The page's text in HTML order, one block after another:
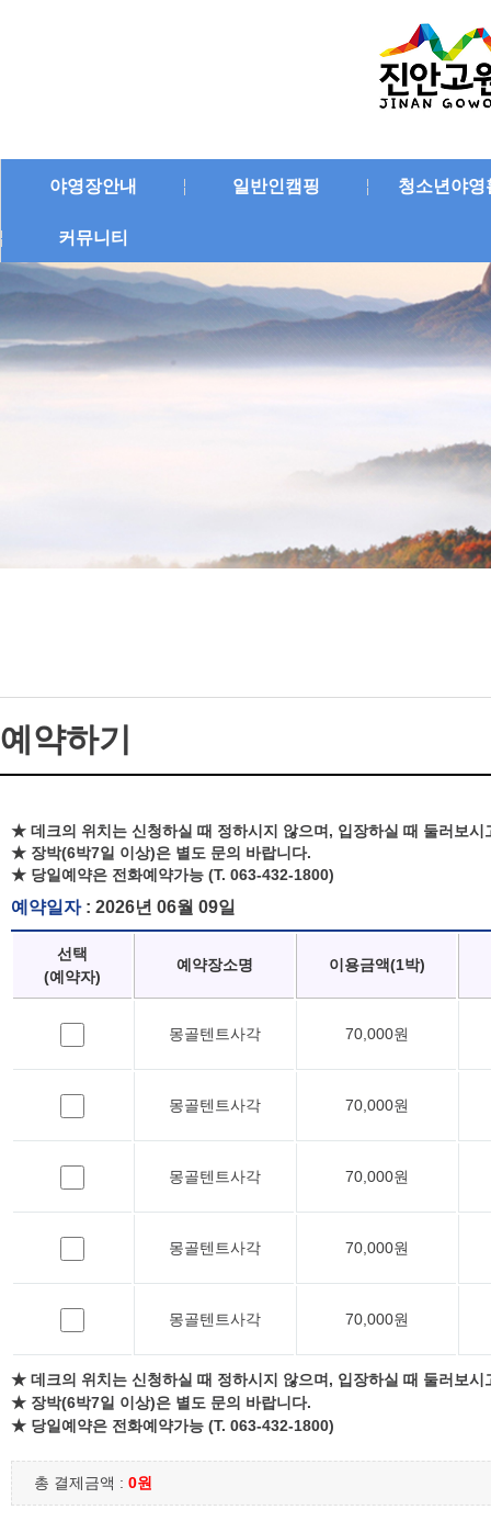
야영장안내 일반인캠핑 청소년야영
커뮤니티
예약하기
★ 데크의 위치는 신청하실 때 정하시지 않으며, 입장하실 때 둘러보시
★ 장박(6박7일 이상)은 별도 문의 바랍니다.
★ 당일예약은 전화예약가능 (T. 063-432-1800)
예약일자: 2026년 06월 09일
선택
(예약자)
예약장소명 이용금액(1박)
몽골텐트사각 70,000원
몽골텐트사각 70,000원
몽골텐트사각 70,000원
몽골텐트사각 70,000원
몽골텐트사각 70,000원
★ 데크의 위치는 신청하실 때 정하시지 않으며, 입장하실 때 둘러보시
★ 장박(6박7일 이상)은 별도 문의 바랍니다.
★ 당일예약은 전화예약가능 (T. 063-432-1800)
총 결제금액 : 0원